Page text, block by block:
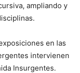
ampliando y
en las
intervienen
Insurgentes.